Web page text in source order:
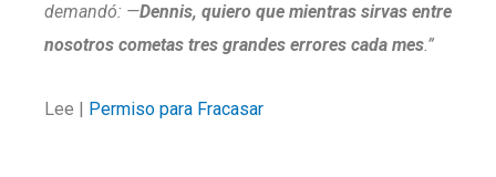
demandó: —Dennis, quiero que mientras sirvas entre
nosotros cometas tres grandes errores cada mes.”
Lee | Permiso para Fracasar